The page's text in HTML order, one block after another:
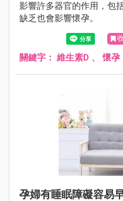
影響許多器官的作用，包
缺乏也會影響懷孕。
關鍵字： 維生素D 、懷孕
孕婦有睡眠障礙容易